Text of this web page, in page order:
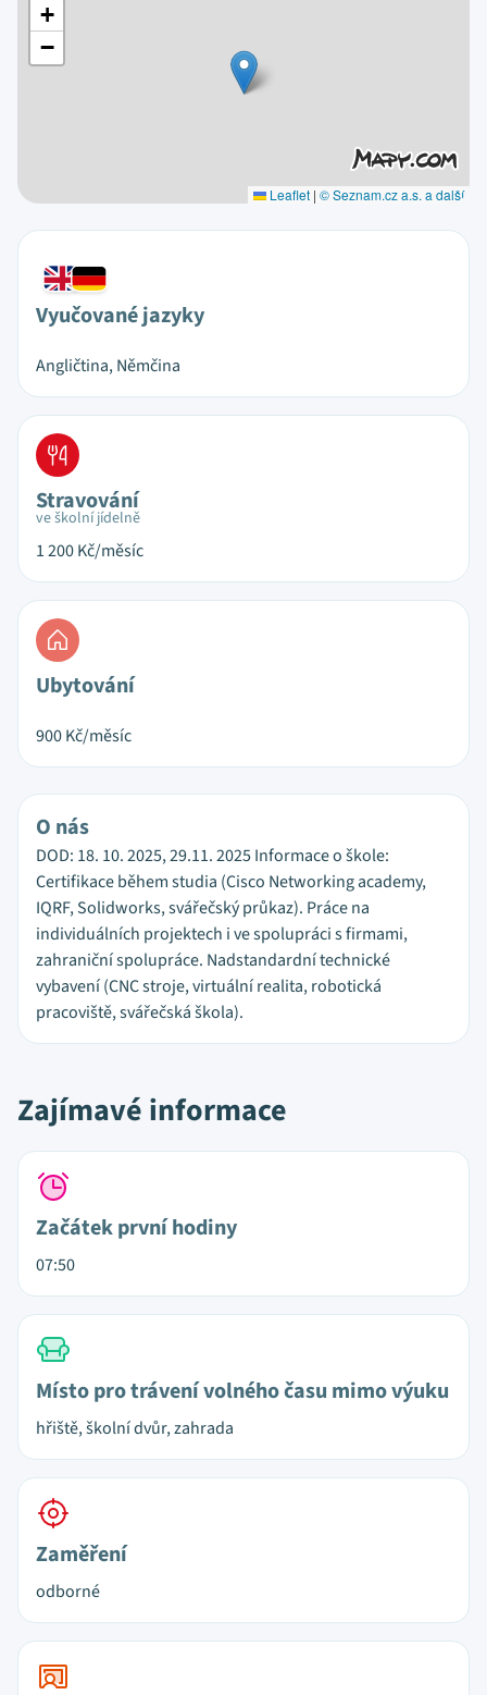
+
−
Leaflet | © Seznam.cz a.s. a další
Vyučované jazyky
Angličtina, Němčina
Stravování
ve školní jídelně
1 200Kč/měsíc
Ubytování
900Kč/měsíc
O nás
DOD: 18. 10. 2025, 29.11. 2025 Informace o škole:
Certifikace během studia (Cisco Networking academy,
IQRF, Solidworks, svářečský průkaz). Práce na
individuálních projektech i ve spolupráci s firmami,
zahraniční spolupráce. Nadstandardní technické
vybavení (CNC stroje, virtuální realita, robotická
pracoviště, svářečská škola).
Zajímavé informace
Začátek první hodiny
07:50
Místo pro trávení volného času mimo výuku
hřiště, školní dvůr, zahrada
Zaměření
odborné